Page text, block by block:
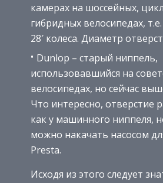
камерах на шоссейных,
гибридных велосипедах,
28′ колеса. Диаметр
Dunlop – старый ниппель,
использовавшийся на
велосипедах, но сейчас
Что интересно, отверстие
как у машинного ниппеля,
можно накачать насосом
Presta.
Исходя из этого следует